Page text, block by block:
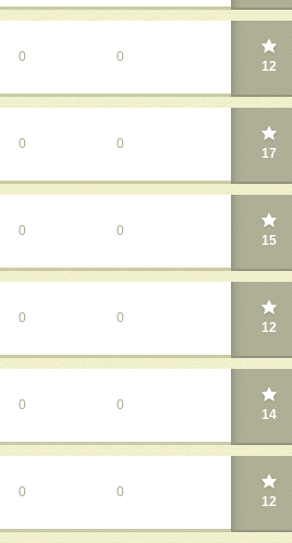
0 0
12
0 0
17
0 0
15
0 0
12
0 0
14
0 0
12